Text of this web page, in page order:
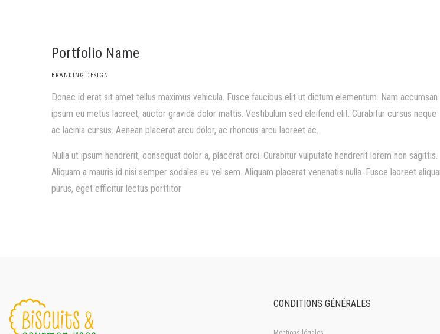
Portfolio Name
BRANDING DESIGN
Donec id erat sit amet tellus maximus vehicula. Fusce faucibus elit ut dictum elementum. Nam accumsan
ipsum eu metus laoreet, auctor gravida dolor mattis. Vestibulum sed eleifend elit. Curabitur cursus neque
ac lacinia cursus. Aenean placerat arcu dolor, ac rhoncus arcu laoreet ac.
Nulla ut ipsum hendrerit, consequat dolor a, placerat orci. Curabitur vulputate hendrerit lorem non sagittis.
Aliquam a mauris id nisi semper sodales eu vel sem. Aliquam placerat venenatis nulla. Fusce laoreet
purus, eget efficitur lectus porttitor
CONDITIONS GÉNÉRALES